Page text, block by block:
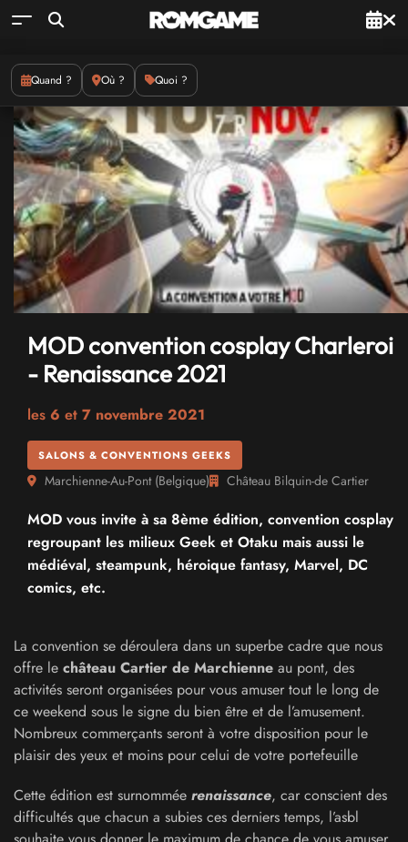
Quand ? Où ? Quoi ?
MOD convention cosplay Charleroi
- Renaissance 2021
les 6 et 7 novembre 2021
SALONS & CONVENTIONS GEEKS
Marchienne-Au-Pont (Belgique) Château Bilquin-de Cartier
MOD vous invite à sa 8ème édition, convention cosplay
regroupant les milieux Geek et Otaku mais aussi le
médiéval, steampunk, héroique fantasy, Marvel, DC
comics, etc.
La convention se déroulera dans un superbe cadre que nous
offre le château Cartier de Marchienne au pont, des
activités seront organisées pour vous amuser tout le long de
ce weekend sous le signe du bien être et de l’amusement.
Nombreux commerçants seront à votre disposition pour le
plaisir des yeux et moins pour celui de votre portefeuille
Cette édition est surnommée renaissance, car conscient des
difficultés que chacun a subies ces derniers temps, l’asbl